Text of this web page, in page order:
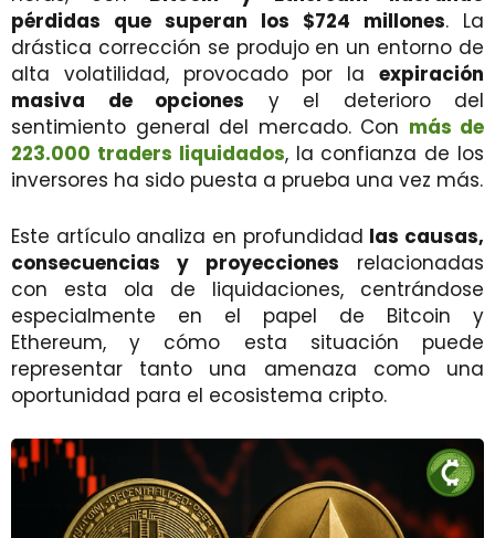
pérdidas que superan los $724 millones. La
drástica corrección se produjo en un entorno de
alta volatilidad, provocado por la expiración
masiva de opciones y el deterioro del
sentimiento general del mercado. Con más de
223.000 traders liquidados, la confianza de los
inversores ha sido puesta a prueba una vez más.
Este artículo analiza en profundidad las causas,
consecuencias y proyecciones relacionadas
con esta ola de liquidaciones, centrándose
especialmente en el papel de Bitcoin y
Ethereum, y cómo esta situación puede
representar tanto una amenaza como una
oportunidad para el ecosistema cripto.